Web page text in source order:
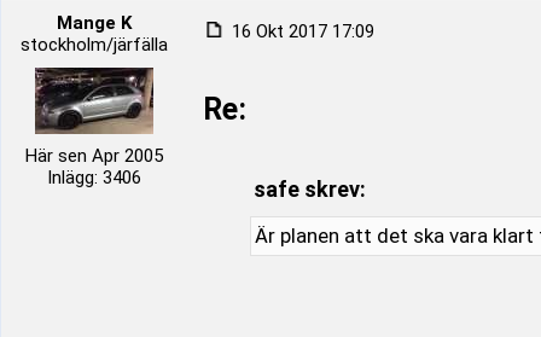
Mange K
stockholm/järfälla
Här sen Apr 2005
Inlägg: 3406
16 Okt 2017 17:09
Re:
safe skrev:
Är planen att det ska vara klart